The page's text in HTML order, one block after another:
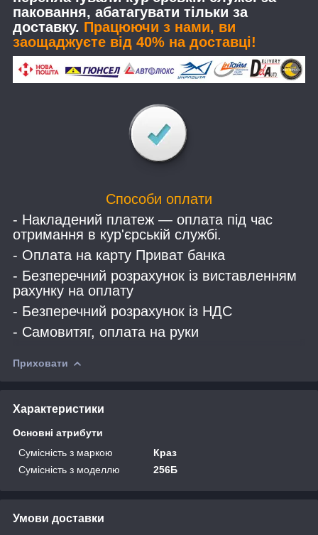
паковання, абатагувати тільки за
доставку. Працюючи з нами, ви
заощаджуєте від 40% на доставці!
Способи оплати
- Накладений платеж — оплата під час
отримання в кур'єрській службі.
- Оплата на карту Приват банка
- Безперечний розрахунок із виставленням
рахунку на оплату
- Безперечний розрахунок із НДС
- Самовитяг, оплата на руки
Приховати
Характеристики
Основні атрибути
Сумісність з маркою
Краз
Сумісність з моделлю
256Б
Умови доставки